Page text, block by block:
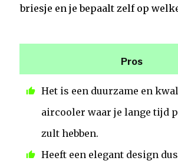
briesje en je bepaalt zelf op
Pros
Het is een duurzame en
aircooler waar je lange tijd
zult hebben.
Heeft een elegant design